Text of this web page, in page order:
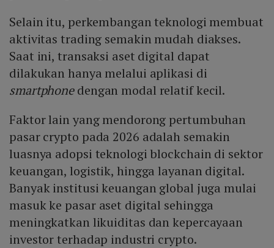
Selain itu, perkembangan teknologi membuat
aktivitas trading semakin mudah diakses.
Saat ini, transaksi aset digital dapat
dilakukan hanya melalui aplikasi di
smartphonedengan modal relatif kecil.
Faktor lain yang mendorong pertumbuhan
pasar crypto pada 2026 adalah semakin
luasnya adopsi teknologi blockchain di sektor
keuangan, logistik, hingga layanan digital.
Banyak institusi keuangan global juga mulai
masuk ke pasar aset digital sehingga
meningkatkan likuiditas dan kepercayaan
investor terhadap industri crypto.